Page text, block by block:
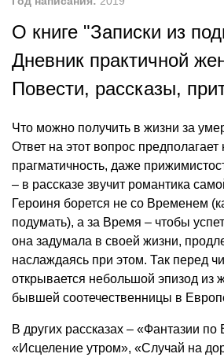
О книге "Записки из
Дневник практичной
Повести, рассказы,
Что можно получить в жизни за
Ответ на этот вопрос предполагает
прагматичность, даже
– в рассказе звучит романтика
Героиня борется не со Временем
подумать), а за Время – чтобы
она задумала в своей жизни,
наслаждаясь при этом. Так перед
открывается небольшой эпизод из
бывшей соотечественницы в
В других рассказах – «Фантазии по
«Исцеление утром», «Случай на